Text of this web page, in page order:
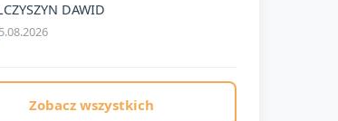
DAWID
Zobacz wszystkich